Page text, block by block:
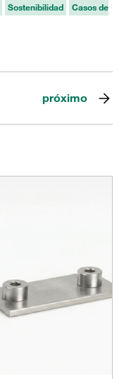
Sostenibilidad
Casos de
próximo